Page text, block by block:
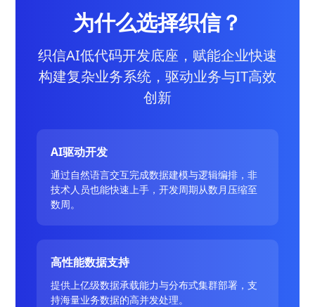
为什么选择织信？
织信AI低代码开发底座，赋能企业快速
构建复杂业务系统，驱动业务与IT高效
创新
AI驱动开发
通过自然语言交互完成数据建模与逻辑编排，非
技术人员也能快速上手，开发周期从数月压缩至
数周。
高性能数据支持
提供上亿级数据承载能力与分布式集群部署，支
持海量业务数据的高并发处理。